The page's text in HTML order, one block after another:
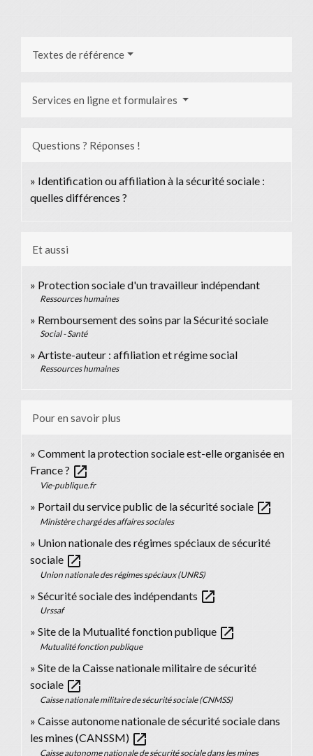
Textes de référence
Services en ligne et formulaires
Questions ? Réponses !
Identification ou affiliation à la sécurité sociale :
quelles différences ?
Et aussi
Protection sociale d'un travailleur indépendant
Ressources humaines
Remboursement des soins par la Sécurité sociale
Social - Santé
Artiste-auteur : affiliation et régime social
Ressources humaines
Pour en savoir plus
Comment la protection sociale est-elle organisée en
France ? open_in_new
Vie-publique.fr
Portail du service public de la sécurité sociale open_in_new
Ministère chargé des affaires sociales
Union nationale des régimes spéciaux de sécurité
sociale open_in_new
Union nationale des régimes spéciaux (UNRS)
Sécurité sociale des indépendants open_in_new
Urssaf
Site de la Mutualité fonction publique open_in_new
Mutualité fonction publique
Site de la Caisse nationale militaire de sécurité
sociale open_in_new
Caisse nationale militaire de sécurité sociale (CNMSS)
Caisse autonome nationale de sécurité sociale dans
les mines (CANSSM) open_in_new
Caisse autonome nationale de sécurité sociale dans les mines